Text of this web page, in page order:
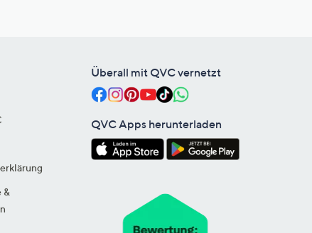
&
Überall mit QVC vernetzt
QVC Apps herunterladen